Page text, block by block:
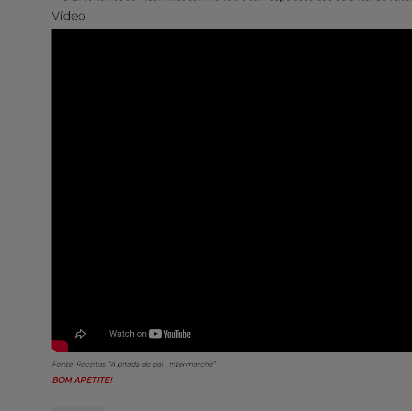
Vídeo
Fonte: Receitas “A pitada do pai . Intermarché”
BOM APETITE!